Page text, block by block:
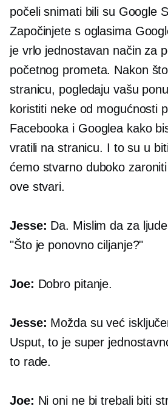
počeli snimati bili su Google
Započinjete s oglasima
je vrlo jednostavan način za
početnog prometa. Nakon
stranicu, pogledaju vašu
koristiti neke od mogućnosti
Facebooka i Googlea kako
vratili na stranicu. I to su u
ćemo stvarno duboko
ove stvari.
Jesse: Da. Mislim da za
"Što je ponovno ciljanje?"
Joe: Dobro pitanje.
Jesse: Možda su već
Usput, to je super
to rade.
Joe: Ni oni ne bi trebali biti